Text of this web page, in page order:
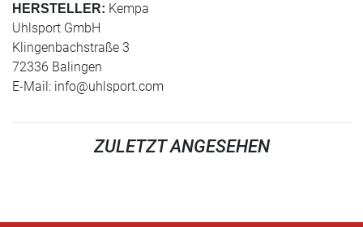
HERSTELLER: Kempa
Uhlsport GmbH
Klingenbachstraße 3
72336 Balingen
E-Mail: info@uhlsport.com
ZULETZT ANGESEHEN